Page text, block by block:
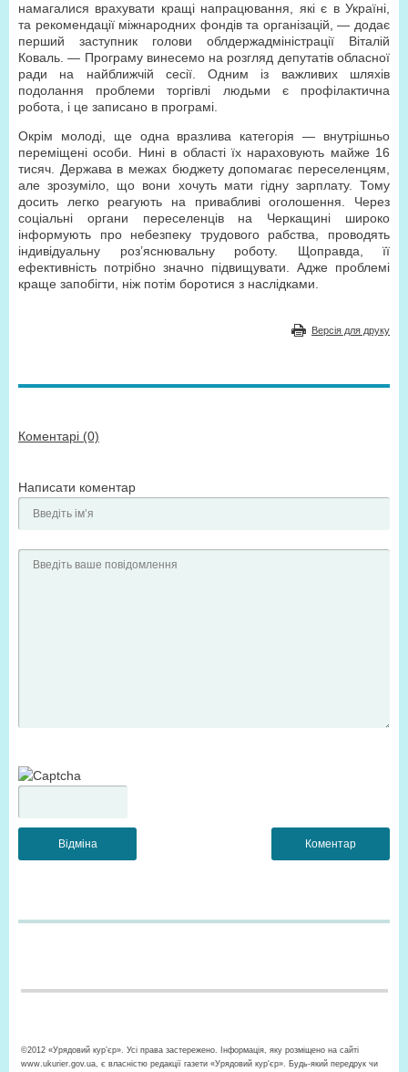
намагалися врахувати кращі напрацювання, які є в Україні,
та рекомендації міжнародних фондів та організацій, — додає
перший заступник голови облдержадміністрації Віталій
Коваль. — Програму винесемо на розгляд депутатів обласної
ради на найближчій сесії. Одним із важливих шляхів
подолання проблеми торгівлі людьми є профілактична
робота, і це записано в програмі.
Окрім молоді, ще одна вразлива категорія — внутрішньо
переміщені особи. Нині в області їх нараховують майже 16
тисяч. Держава в межах бюджету допомагає переселенцям,
але зрозуміло, що вони хочуть мати гідну зарплату. Тому
досить легко реагують на привабливі оголошення. Через
соціальні органи переселенців на Черкащині широко
інформують про небезпеку трудового рабства, проводять
індивідуальну роз’яснювальну роботу. Щоправда, її
ефективність потрібно значно підвищувати. Адже проблемі
краще запобігти, ніж потім боротися з наслідками.
Версія для друку
Коментарі (0)
Написати коментар
©2012 «Урядовий кур’єр». Усі права застережено. Інформація, яку розміщено на сайті
www.ukurier.gov.ua, є власністю редакції газети «Урядовий кур'єр». Будь-який передрук чи